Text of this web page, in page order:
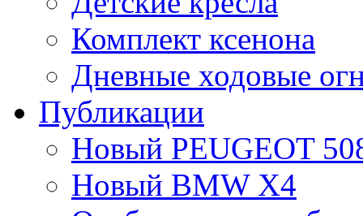
Комплект ксенона
Дневные ходовые
Публикации
Новый PEUGEOT
Новый BMW X4